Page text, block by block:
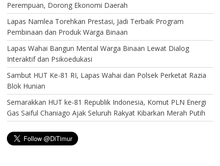
Perempuan, Dorong Ekonomi Daerah
Lapas Namlea Torehkan Prestasi, Jadi Terbaik Program
Pembinaan dan Produk Warga Binaan
Lapas Wahai Bangun Mental Warga Binaan Lewat Dialog
Interaktif dan Psikoedukasi
Sambut HUT Ke-81 RI, Lapas Wahai dan Polsek Perketat Razia
Blok Hunian
Semarakkan HUT ke-81 Republik Indonesia, Komut PLN Energi
Gas Saiful Chaniago Ajak Seluruh Rakyat Kibarkan Merah Putih